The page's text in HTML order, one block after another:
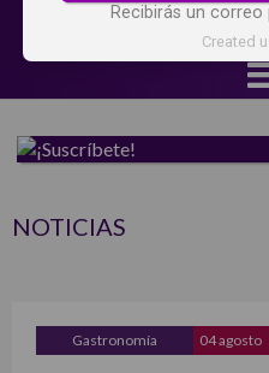
NOTICIAS
Gastronomía 04 agosto
Recibirás un
Created